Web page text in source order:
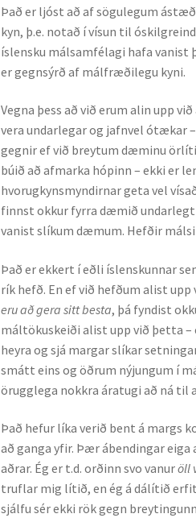
Það er ljóst að af sögulegum
kyn, þ.e. notað í vísun til
íslensku málsamfélagi hafa vanist
er gegnsýrð af málfræðilegu kyni.
Vegna þess að við erum alin upp
vera undarlegar og jafnvel ótækar
gegnir ef við breytum dæminu
búið að afmarka hópinn – ekki er
hvorugkynsmyndirnar geta vel
finnst okkur fyrra dæmið
vanist slíkum dæmum. Hefðir
Það er ekkert í eðli íslenskunnar
rík hefð. En ef við hefðum alist
eru að gera sitt besta, þá fyndist
máltökuskeiði alist upp við þetta –
heyra og sjá margar slíkar
smátt eins og öðrum nýjungum í
örugglega nokkra áratugi að ná til
Það hefur líka verið bent á margs
að ganga yfir. Þær ábendingar
aðrar. Ég er t.d. orðinn svo vanuröll
truflar mig lítið, en ég á dálítið
sjálfu sér ekki rök gegn